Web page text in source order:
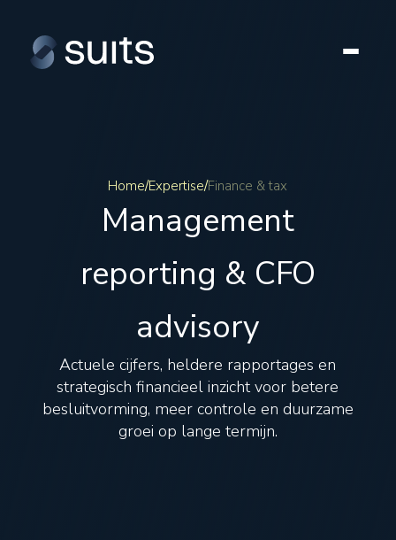
Home/Expertise/Finance & tax
Management
reporting & CFO
advisory
Actuele cijfers, heldere rapportages en
strategisch financieel inzicht voor betere
besluitvorming, meer controle en duurzame
groei op lange termijn.